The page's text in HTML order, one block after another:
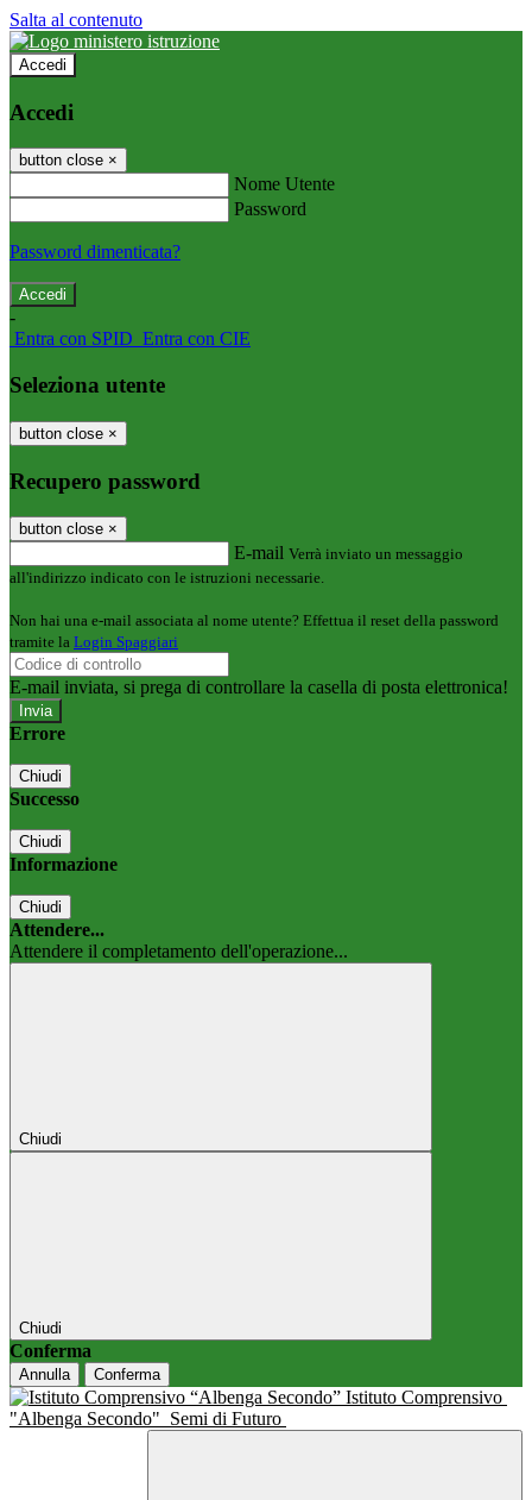
Salta al contenuto
Accedi
Accedi
button close ×
Nome Utente
Password
Password dimenticata?
-
Entra con SPID Entra con CIE
Seleziona utente
button close ×
Recupero password
button close ×
E-mail Verrà inviato un messaggio
all'indirizzo indicato con le istruzioni necessarie.
Non hai una e-mail associata al nome utente? Effettua il reset della password
tramite la Login Spaggiari
E-mail inviata, si prega di controllare la casella di posta elettronica!
Errore
Chiudi
Successo
Chiudi
Informazione
Chiudi
Attendere...
Attendere il completamento dell'operazione...
Chiudi
Chiudi
Conferma
Annulla Conferma
Istituto Comprensivo
"Albenga Secondo" Semi di Futuro